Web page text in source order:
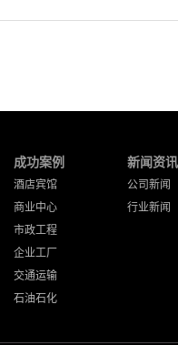
成功案例
酒店宾馆
商业中心
市政工程
企业工厂
交通运输
石油石化
新闻资讯
公司新闻
行业新闻